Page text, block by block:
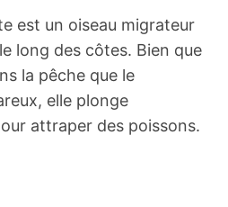
est un oiseau migrateur
long des côtes. Bien que
la pêche que le
elle plonge
attraper des poissons.